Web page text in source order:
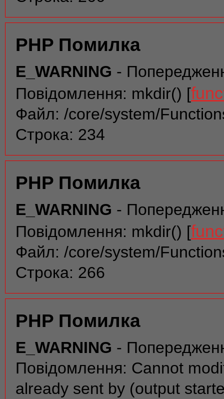
PHP Помилка
E_WARNING -
Повідомлення: mkdir() [
Файл: /core/system/
Строка: 234
PHP Помилка
E_WARNING -
Повідомлення: mkdir() [
Файл: /core/system/
Строка: 266
PHP Помилка
E_WARNING -
Повідомлення: Cannot
already sent by (output